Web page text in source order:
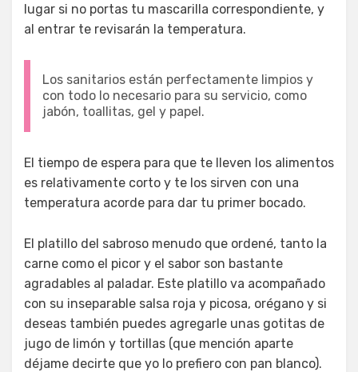
lugar si no portas tu mascarilla correspondiente, y
al entrar te revisarán la temperatura.
Los sanitarios están perfectamente limpios y
con todo lo necesario para su servicio, como
jabón, toallitas, gel y papel.
El tiempo de espera para que te lleven los alimentos
es relativamente corto y te los sirven con una
temperatura acorde para dar tu primer bocado.
El platillo del sabroso menudo que ordené, tanto la
carne como el picor y el sabor son bastante
agradables al paladar. Este platillo va acompañado
con su inseparable salsa roja y picosa, orégano y si
deseas también puedes agregarle unas gotitas de
jugo de limón y tortillas (que mención aparte
déjame decirte que yo lo prefiero con pan blanco).